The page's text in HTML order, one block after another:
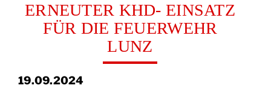
ERNEUTER KHD- EINSATZ
FÜR DIE FEUERWEHR
LUNZ
19.09.2024